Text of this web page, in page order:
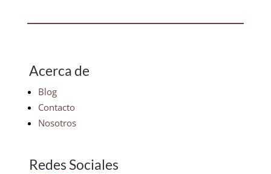
Acerca de
Blog
Contacto
Nosotros
Redes Sociales